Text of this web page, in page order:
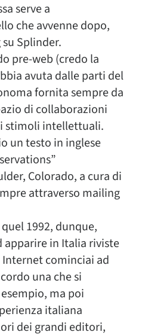
serve a
che avvenne dopo,
Splinder.
pre-web (credo la
avuta dalle parti del
fornita sempre da
di collaborazioni
stimoli intellettuali.
un testo in inglese
Colorado, a cura di
attraverso mailing
1992, dunque,
apparire in Italia riviste
cominciai ad
una che si
esempio, ma poi
italiana
dei grandi editori,